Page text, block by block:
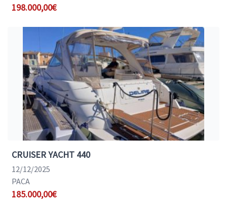
198.000,00€
CRUISER YACHT 440
12/12/2025
PACA
185.000,00€